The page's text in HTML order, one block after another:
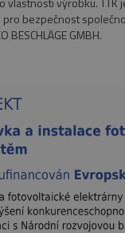
bezpečnost
BESCHLÄGE GMBH.
umožňují základní funkce
CookieScript
www.eurooknattk.cz